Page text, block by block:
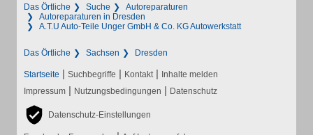
Das Örtliche Suche
Autoreparaturen
Autoreparaturen in Dresden
A.T.U Auto-Teile Unger GmbH & Co. KG Autowerkstatt
Das Örtliche Sachsen Dresden
Startseite | Suchbegriffe | Kontakt | Inhalte melden
Impressum | Nutzungsbedingungen | Datenschutz
Datenschutz-Einstellungen